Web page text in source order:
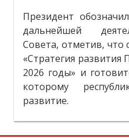
Президент
дальнейшей
Совета, отметив, что
«Стратегия развития
2026 годы» и
которому
развитие.